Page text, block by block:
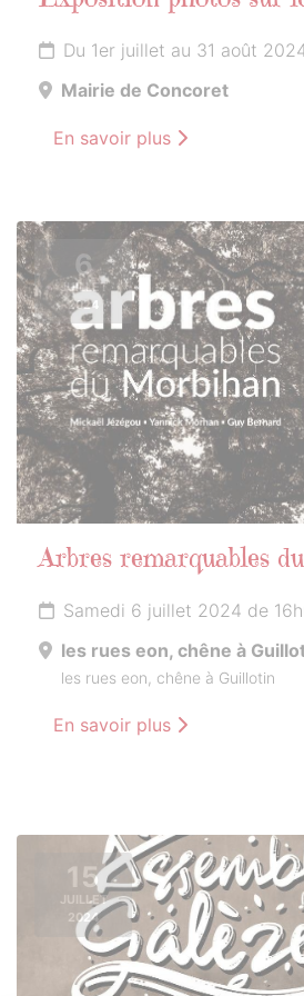
Du 1er juillet au 31 août
Mairie de Concoret
En savoir plus
6
JUILLET
2024
Arbres remarquables
Samedi 6 juillet 2024 de
les rues eon, chêne à
les rues eon, chêne à Guillotin
En savoir plus
15
JUILLET
2024